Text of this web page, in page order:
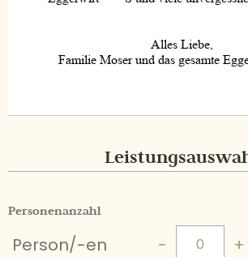
Personenanzahl
− +
Person/-en